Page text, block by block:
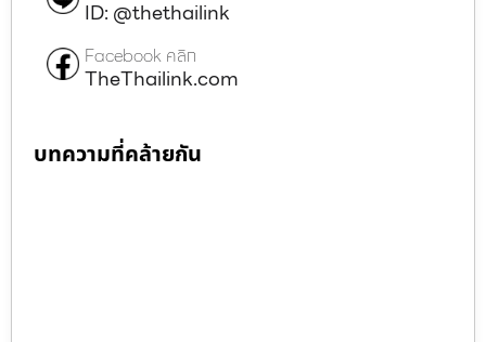
ID: @thethailink
Facebook คลิก
TheThailink.com
บทความที่คล้ายกัน